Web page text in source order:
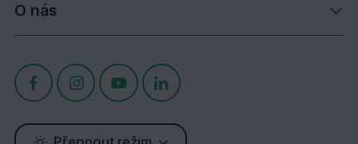
O nás